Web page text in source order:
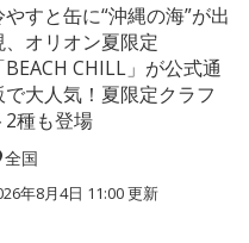
やすと缶に“沖縄の海”が出
、オリオン夏限定
BEACH CHILL」が公式通
で大人気！夏限定クラフ
2種も登場
全国
年8月4日 11:00更新